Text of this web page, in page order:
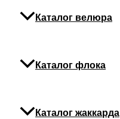
Каталог велюра
Каталог флока
Каталог жаккарда